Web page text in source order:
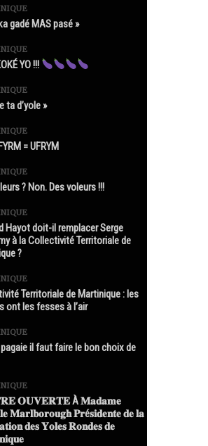
gadé MAS pasé »
YO !!!
ta d’yole »
= UFRYM
? Non. Des voleurs !!!
Hayot doit-il remplacer Serge
à la Collectivité Territoriale de
?
Territoriale de Martinique : les
ont les fesses à l’air
il faut faire le bon choix de
𝐎𝐔𝐕𝐄𝐑𝐓𝐄 À 𝐌𝐚𝐝𝐚𝐦𝐞
𝐌𝐚𝐫𝐥𝐛𝐨𝐫𝐨𝐮𝐠𝐡 𝐏𝐫é𝐬𝐢𝐝𝐞𝐧𝐭𝐞 𝐝𝐞 𝐥𝐚
𝐝𝐞𝐬 𝐘𝐨𝐥𝐞𝐬 𝐑𝐨𝐧𝐝𝐞𝐬 𝐝𝐞